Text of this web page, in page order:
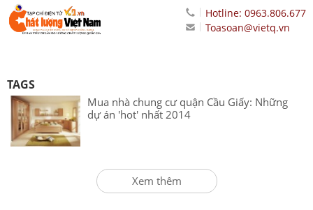
Hotline: 0963.806.677
Toasoan@vietq.vn
TAGS
Mua nhà chung cư quận Cầu Giấy: Những
dự án 'hot' nhất 2014
Xem thêm